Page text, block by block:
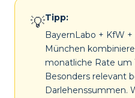
💡Tipp:
BayernLabo + KfW +
München
monatliche Rate um
Besonders relevant
Darlehenssummen.